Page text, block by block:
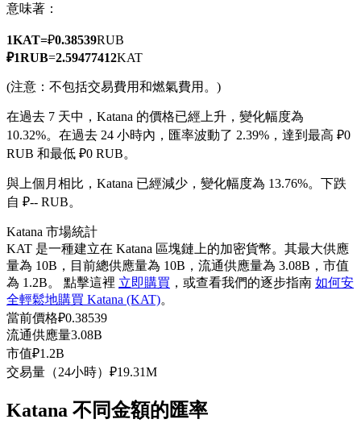
TradFi
美股、外匯、貴金屬及大宗商品衍生性商品
USDC永續
多種以USDC結算的永續合約
意味著：
1KAT=₽0.38539RUB
₽1RUB=2.59477412KAT
(注意：不包括交易費用和燃氣費用。)
在過去 7 天中，Katana 的價格已經上升，變化幅度為
10.32%。 在過去 24 小時內，匯率波動了 2.39%，達到最高 ₽0
RUB 和最低 ₽0 RUB。
與上個月相比，Katana 已經減少，變化幅度為 13.76%。下跌
自 ₽-- RUB。
Katana 市場統計
KAT 是一種建立在 Katana 區塊鏈上的加密貨幣。其最大供應
量為 10B，目前總供應量為 10B，流通供應量為 3.08B，市值
為 1.2B。 點擊這裡 立即購買 ，或查看我們的逐步指南 如何安
全輕鬆地購買 Katana (KAT)。
當前價格₽0.38539
流通供應量3.08B
市值₽1.2B
交易量（24小時） ₽19.31M
Katana 不同金額的匯率